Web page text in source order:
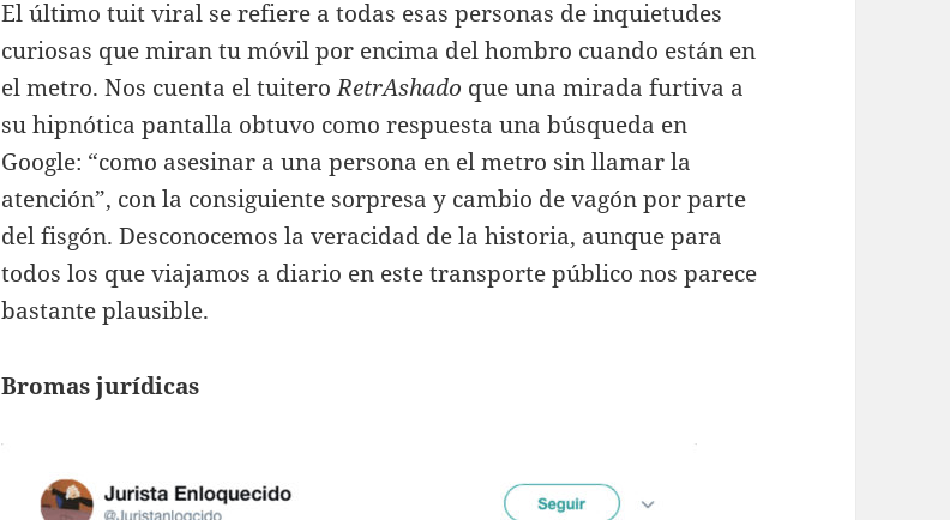
El último tuit viral se refiere a todas esas personas de inquietudes
curiosas que miran tu móvil por encima del hombro cuando están en
el metro. Nos cuenta el tuiteroRetrAshado que una mirada furtiva a
su hipnótica pantalla obtuvo como respuesta una búsqueda en
Google: “como asesinar a una persona en el metro sin llamar la
atención”, con la consiguiente sorpresa y cambio de vagón por parte
del fisgón. Desconocemos la veracidad de la historia, aunque para
todos los que viajamos a diario en este transporte público nos parece
bastante plausible.
Bromas jurídicas